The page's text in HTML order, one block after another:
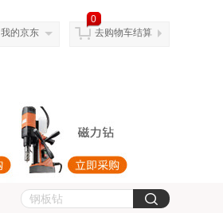
我的京东
0
去购物车结算